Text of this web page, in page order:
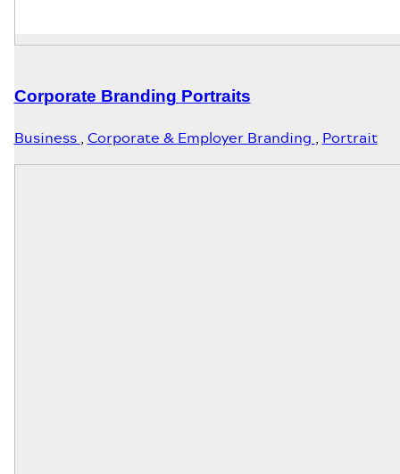
Corporate Branding Portraits
Business Corporate & Employer Branding Portrait